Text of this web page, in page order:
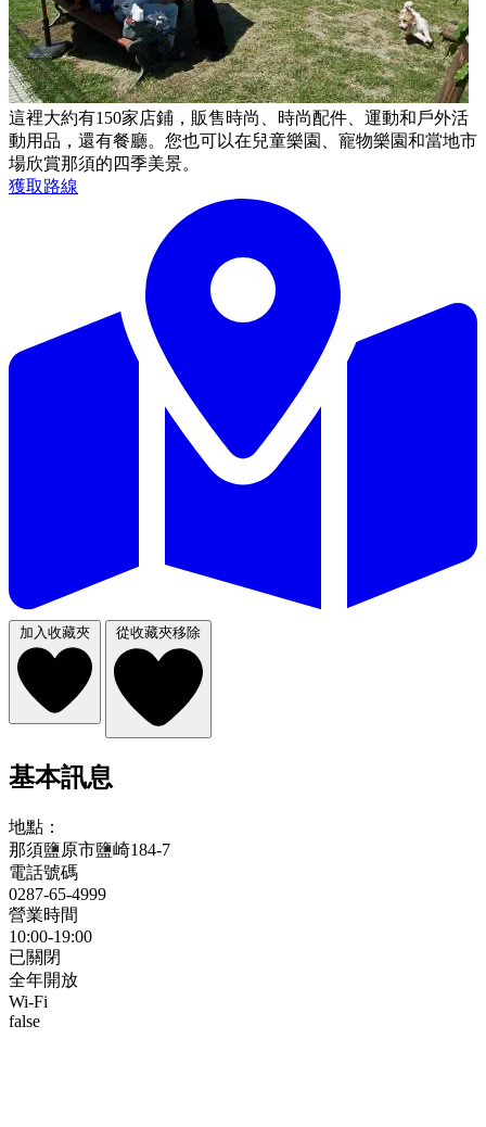
這裡大約有150家店鋪，販售時尚、時尚配件、運動和戶外活
動用品，還有餐廳。您也可以在兒童樂園、寵物樂園和當地市
場欣賞那須的四季美景。
獲取路線
加入收藏夾 從收藏夾移除
基本訊息
地點：
那須鹽原市鹽崎184-7
電話號碼
0287-65-4999
營業時間
10:00-19:00
已關閉
全年開放
Wi-Fi
false